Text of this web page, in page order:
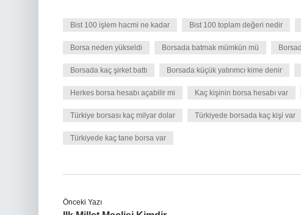
Bist 100 işlem hacmi ne kadar Bist 100 toplam değeri nedir
Borsa neden yükseldi Borsada batmak mümkün mü
Borsada kaç şirket battı Borsada küçük yatırımcı kime denir
Herkes borsa hesabı açabilir mi Kaç kişinin borsa hesabı var
Türkiye borsası kaç milyar dolar Türkiyede borsada kaç kişi var
Türkiyede kaç tane borsa var
Önceki Yazı